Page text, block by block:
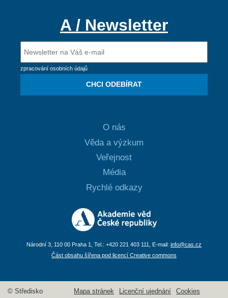
A / Newsletter
zpracování osobních údajů
CHCI ODEBÍRAT
O nás
Věda a výzkum
Veřejnost
Média
Rychlé odkazy
Národní 3, 110 00 Praha 1, Tel.: +420 221 403 111, E-mail: info@cas.cz
Část obsahu šířena pod licencí Creative commons
© Středisko Mapa stránek Licenční ujednání Cookies